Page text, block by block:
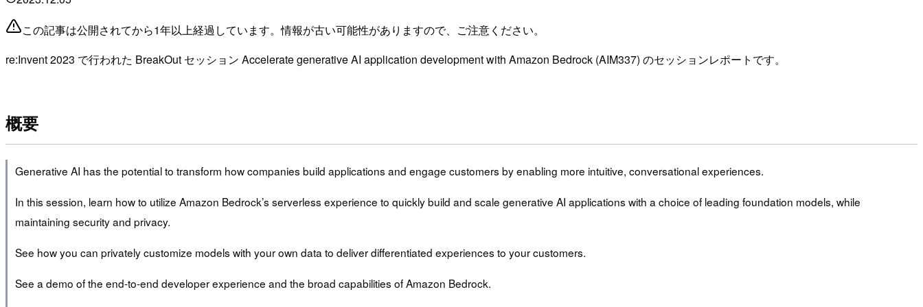
この記事は公開されてから1年以上経過しています。情報が古い可能性がありますので、ご注意ください。
re:Invent 2023 で行われた BreakOut セッション Accelerate generative AI application development with Amazon Bedrock (AIM337) のセッションレポートです。
概要
Generative AI has the potential to transform how companies build applications and engage customers by enabling more intuitive, conversational experiences.
In this session, learn how to utilize Amazon Bedrock’s serverless experience to quickly build and scale generative AI applications with a choice of leading foundation models, while
maintaining security and privacy.
See how you can privately customize models with your own data to deliver differentiated experiences to your customers.
See a demo of the end-to-end developer experience and the broad capabilities of Amazon Bedrock.